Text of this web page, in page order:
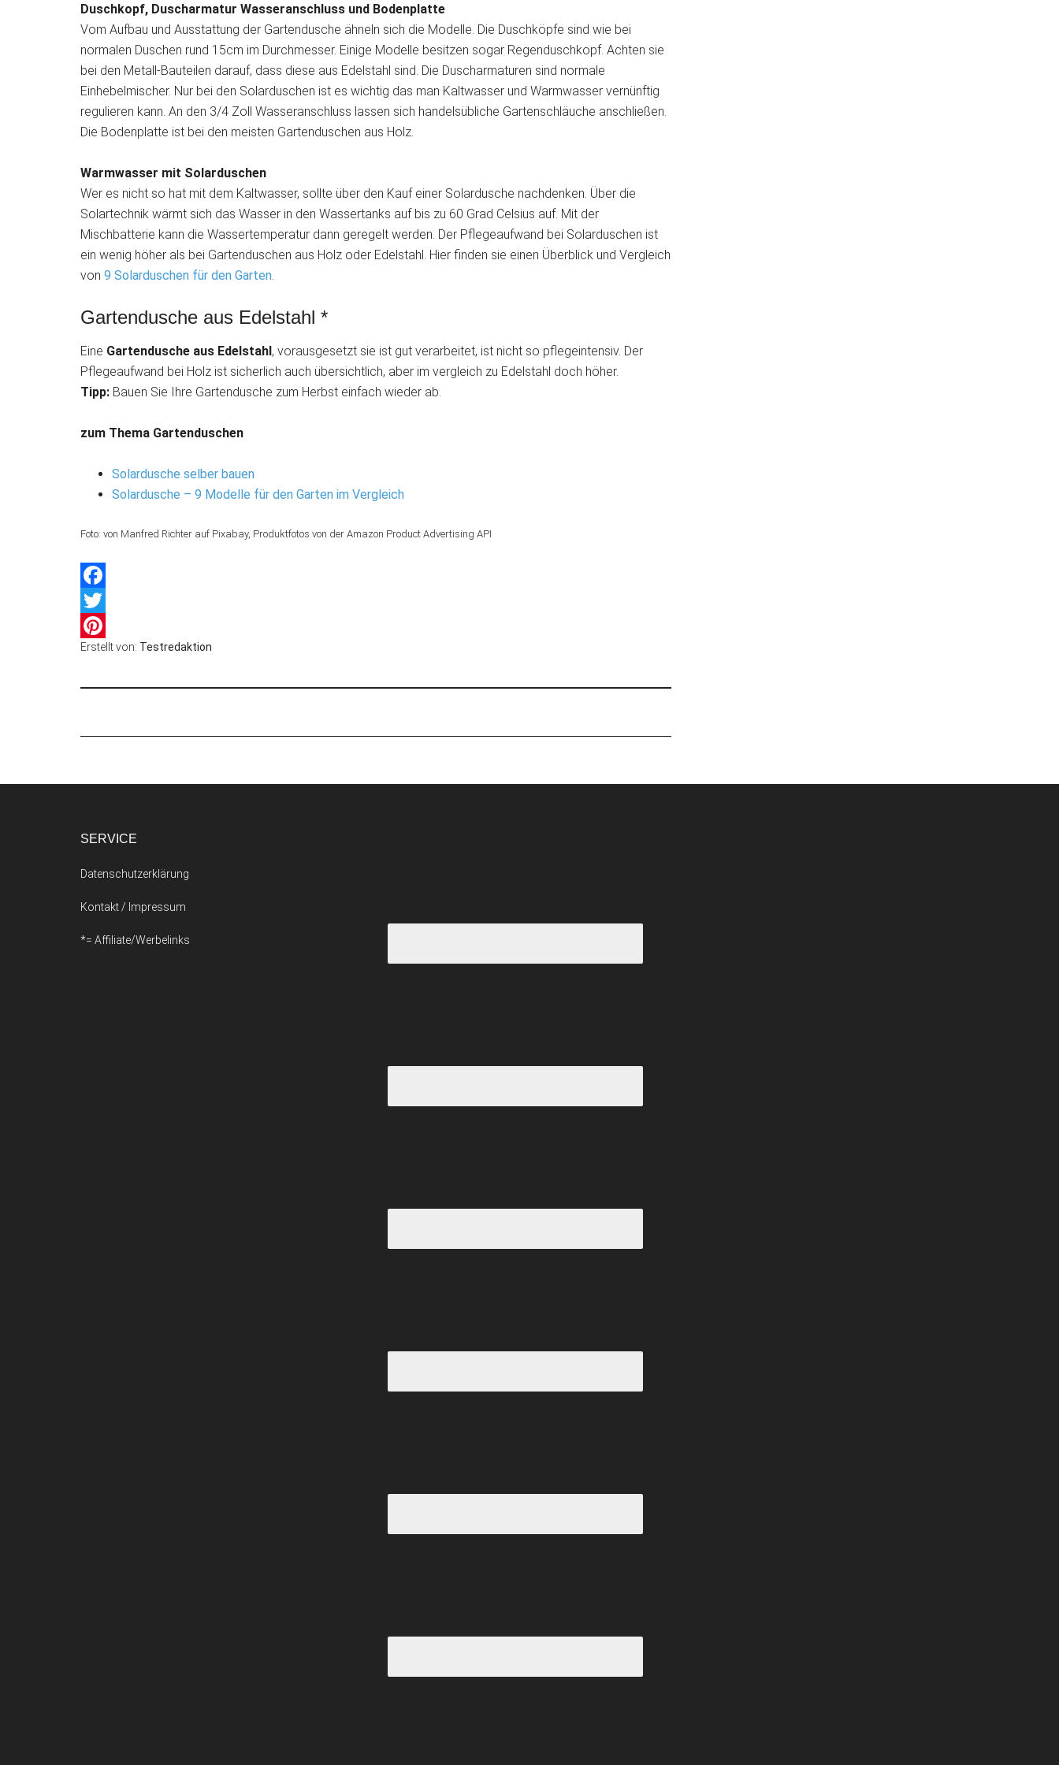
Duschkopf, Duscharmatur Wasseranschluss und Bodenplatte
Vom Aufbau und Ausstattung der Gartendusche ähneln sich die Modelle. Die Duschköpfe sind wie bei
normalen Duschen rund 15cm im Durchmesser. Einige Modelle besitzen sogar Regenduschkopf. Achten sie
bei den Metall-Bauteilen darauf, dass diese aus Edelstahl sind. Die Duscharmaturen sind normale
Einhebelmischer. Nur bei den Solarduschen ist es wichtig das man Kaltwasser und Warmwasser vernünftig
regulieren kann. An den 3/4 Zoll Wasseranschluss lassen sich handelsübliche Gartenschläuche anschließen.
Die Bodenplatte ist bei den meisten Gartenduschen aus Holz.
Warmwasser mit Solarduschen
Wer es nicht so hat mit dem Kaltwasser, sollte über den Kauf einer Solardusche nachdenken. Über die
Solartechnik wärmt sich das Wasser in den Wassertanks auf bis zu 60 Grad Celsius auf. Mit der
Mischbatterie kann die Wassertemperatur dann geregelt werden. Der Pflegeaufwand bei Solarduschen ist
ein wenig höher als bei Gartenduschen aus Holz oder Edelstahl. Hier finden sie einen Überblick und Vergleich
von 9 Solarduschen für den Garten.
Gartendusche aus Edelstahl *
Eine Gartendusche aus Edelstahl, vorausgesetzt sie ist gut verarbeitet, ist nicht so pflegeintensiv. Der
Pflegeaufwand bei Holz ist sicherlich auch übersichtlich, aber im vergleich zu Edelstahl doch höher.
Tipp: Bauen Sie Ihre Gartendusche zum Herbst einfach wieder ab.
zum Thema Gartenduschen
Solardusche selber bauen
Solardusche – 9 Modelle für den Garten im Vergleich
Foto: von Manfred Richter auf Pixabay, Produktfotos von der Amazon Product Advertising API
Facebook
Twitter
Pinterest
Erstellt von: Testredaktion
SERVICE
Datenschutzerklärung
Kontakt / Impressum
*= Affiliate/Werbelinks